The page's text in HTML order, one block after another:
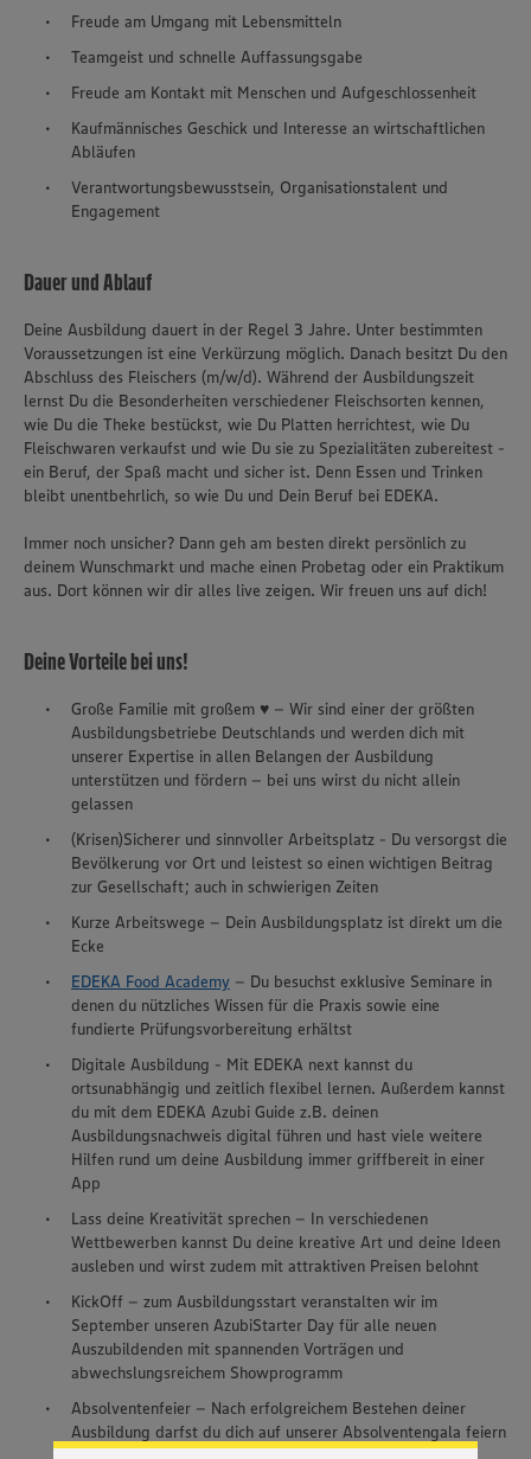
Wir setzen Cookies und andere Technologien ein, um Ihnen
ein bestmögliches Nutzungserlebnis unserer Website zu
ermöglichen. Wir verwenden Ihre Daten, um unsere
Website zu personalisieren und Ihnen möglichst relevante
Inhalte anzubieten. Ihre Einwilligung in die Nutzung von
Cookies und anderer Technologien ist freiwillig und kann
Freude am Umgang mit Lebensmitteln
Teamgeist und schnelle Auffassungsgabe
Freude am Kontakt mit Menschen und Aufgeschlossenheit
Kaufmännisches Geschick und Interesse an wirtschaftlichen
Abläufen
Verantwortungsbewusstsein, Organisationstalent und
Engagement
Dauer und Ablauf
Deine Ausbildung dauert in der Regel 3 Jahre. Unter bestimmten
Voraussetzungen ist eine Verkürzung möglich. Danach besitzt Du den
Abschluss des Fleischers (m/w/d). Während der Ausbildungszeit
lernst Du die Besonderheiten verschiedener Fleischsorten kennen,
wie Du die Theke bestückst, wie Du Platten herrichtest, wie Du
Fleischwaren verkaufst und wie Du sie zu Spezialitäten zubereitest -
ein Beruf, der Spaß macht und sicher ist. Denn Essen und Trinken
bleibt unentbehrlich, so wie Du und Dein Beruf bei EDEKA.
Immer noch unsicher? Dann geh am besten direkt persönlich zu
deinem Wunschmarkt und mache einen Probetag oder ein Praktikum
aus. Dort können wir dir alles live zeigen. Wir freuen uns auf dich!
Deine Vorteile bei uns!
Große Familie mit großem ♥ – Wir sind einer der größten
Ausbildungsbetriebe Deutschlands und werden dich mit
unserer Expertise in allen Belangen der Ausbildung
unterstützen und fördern – bei uns wirst du nicht allein
gelassen
(Krisen)Sicherer und sinnvoller Arbeitsplatz - Du versorgst die
Bevölkerung vor Ort und leistest so einen wichtigen Beitrag
zur Gesellschaft; auch in schwierigen Zeiten
Kurze Arbeitswege – Dein Ausbildungsplatz ist direkt um die
Ecke
EDEKA Food Academy – Du besuchst exklusive Seminare in
denen du nützliches Wissen für die Praxis sowie eine
fundierte Prüfungsvorbereitung erhältst
Digitale Ausbildung - Mit EDEKA next kannst du
ortsunabhängig und zeitlich flexibel lernen. Außerdem kannst
du mit dem EDEKA Azubi Guide z.B. deinen
Ausbildungsnachweis digital führen und hast viele weitere
Hilfen rund um deine Ausbildung immer griffbereit in einer
App
Lass deine Kreativität sprechen – In verschiedenen
Wettbewerben kannst Du deine kreative Art und deine Ideen
ausleben und wirst zudem mit attraktiven Preisen belohnt
KickOff – zum Ausbildungsstart veranstalten wir im
September unseren AzubiStarter Day für alle neuen
Auszubildenden mit spannenden Vorträgen und
abwechslungsreichem Showprogramm
Absolventenfeier – Nach erfolgreichem Bestehen deiner
Ausbildung darfst du dich auf unserer Absolventengala feiern